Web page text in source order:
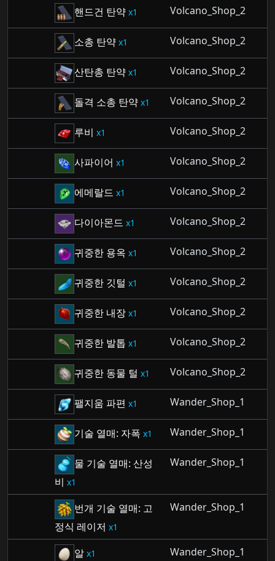
핸드건 탄약 1 Volcano_Shop_2
소총 탄약 1 Volcano_Shop_2
산탄총 탄약 1 Volcano_Shop_2
돌격 소총 탄약 1 Volcano_Shop_2
루비 1 Volcano_Shop_2
사파이어 1 Volcano_Shop_2
에메랄드 1 Volcano_Shop_2
다이아몬드 1 Volcano_Shop_2
귀중한 용옥 1 Volcano_Shop_2
귀중한 깃털 1 Volcano_Shop_2
귀중한 내장 1 Volcano_Shop_2
귀중한 발톱 1 Volcano_Shop_2
귀중한 동물 털 1 Volcano_Shop_2
팰지움 파편 1 Wander_Shop_1
기술 열매: 자폭 1 Wander_Shop_1
물 기술 열매: 산성
비
1
Wander_Shop_1
번개 기술 열매: 고
정식 레이저
1
Wander_Shop_1
알 1 Wander_Shop_1